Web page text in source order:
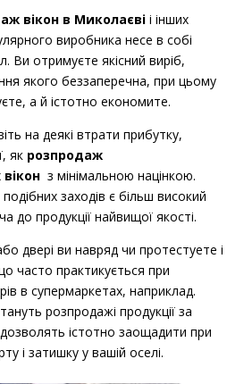
вікон в Миколаєві і інших
виробника несе в собі
Ви отримуєте якісний виріб,
якого беззаперечна, при цьому
а й істотно економите.
на деякі втрати прибутку,
як розпродаж
з мінімальною націнкою.
заходів є більш високий
до продукції найвищої якості.
двері ви навряд чи протестуете і
часто практикується при
в супермаркетах, наприклад.
розпродажі продукції за
істотно заощадити при
і затишку у вашій оселі.